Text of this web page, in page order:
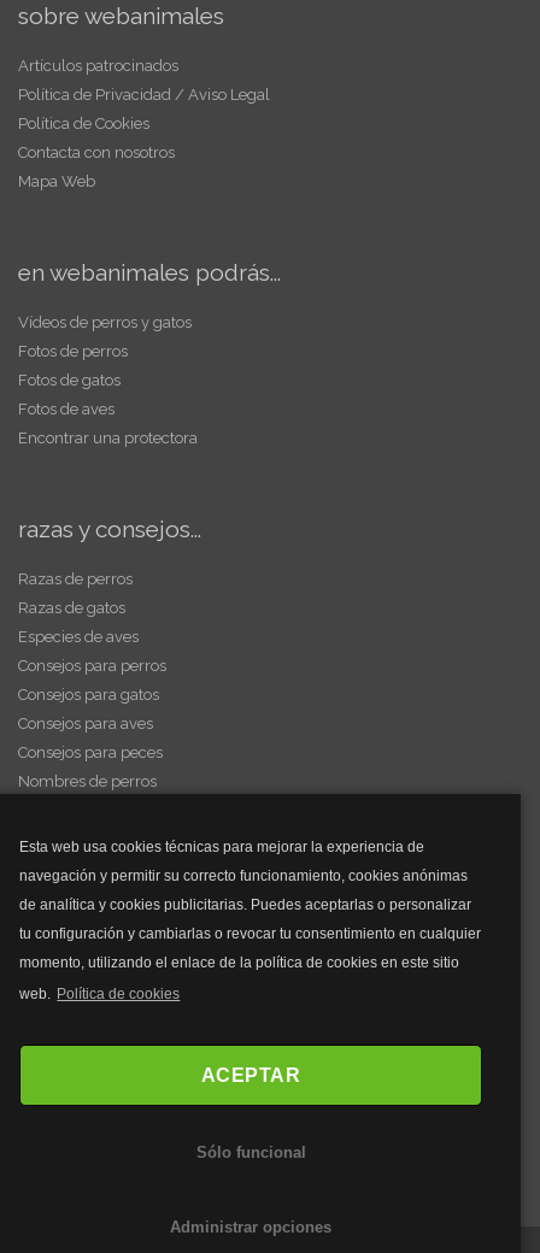
Esta web usa cookies técnicas para mejorar la experiencia de
navegación y permitir su correcto funcionamiento, cookies anónimas
de analítica y cookies publicitarias. Puedes aceptarlas o personalizar
tu configuración y cambiarlas o revocar tu consentimiento en cualquier
momento, utilizando el enlace de la política de cookies en este sitio
web. Política de cookies
ACEPTAR
Sólo funcional
Administrar opciones
sobre webanimales
Artículos patrocinados
Política de Privacidad / Aviso Legal
Política de Cookies
Contacta con nosotros
Mapa Web
en webanimales podrás...
Vídeos de perros y gatos
Fotos de perros
Fotos de gatos
Fotos de aves
Encontrar una protectora
razas y consejos...
Razas de perros
Razas de gatos
Especies de aves
Consejos para perros
Consejos para gatos
Consejos para aves
Consejos para peces
Nombres de perros
y mucho más...